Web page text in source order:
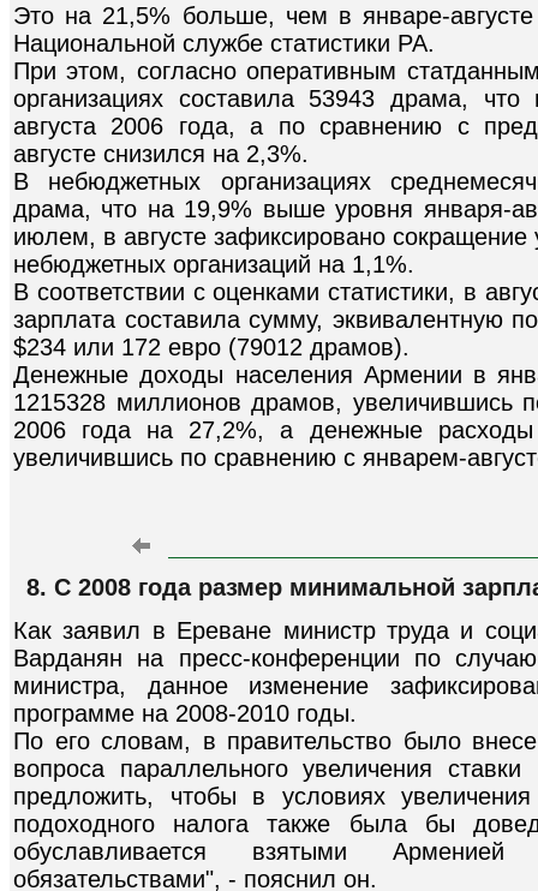
Это на 21,5% больше, чем в январе-
Национальной службе статистики РА.
При этом, согласно оперативным
организациях составила 53943 драма,
августа 2006 года, а по сравнению с
августе снизился на 2,3%.
В небюджетных организациях
драма, что на 19,9% выше уровня января-
июлем, в августе зафиксировано
небюджетных организаций на 1,1%.
В соответствии с оценками статистики, в
зарплата составила сумму, эквивалентную
$234 или 172 евро (79012 драмов).
Денежные доходы населения Армении в
1215328 миллионов драмов, увеличившись
2006 года на 27,2%, а денежные
увеличившись по сравнению с январем-
8. С 2008 года размер минимальной
Как заявил в Ереване министр труда и
Варданян на пресс-конференции по
министра, данное изменение
программе на 2008-2010 годы.
По его словам, в правительство было
вопроса параллельного увеличения
предложить, чтобы в условиях
подоходного налога также была бы
обуславливается взятыми
обязательствами", - пояснил он.